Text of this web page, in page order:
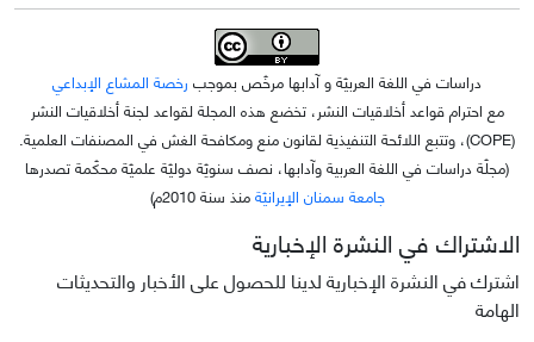
دراسات في اللغة العربيّة و آدابها مرخّص بموجب رخصة المشاع الإبداعي
مع احترام قواعد أخلاقيات النشر، تخضع هذه المجلة لقواعد لجنة أخلاقيات النشر
(COPE)، وتتبع اللائحة التنفيذية لقانون منع ومكافحة الغش في المصنفات العلمية.
(مجلّة دراسات في اللغة العربية وآدابها، نصف سنويّة دوليّة علميّة محکّمة تصدرها
جامعة سمنان الإيرانيّةمنذ سنة 2010م)
الاشتراك في النشرة الإخبارية
اشترك في النشرة الإخبارية لدينا للحصول على الأخبار والتحديثات
الهامة